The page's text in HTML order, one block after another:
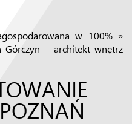
w 100%»
Górczyn – architekt wnętrz